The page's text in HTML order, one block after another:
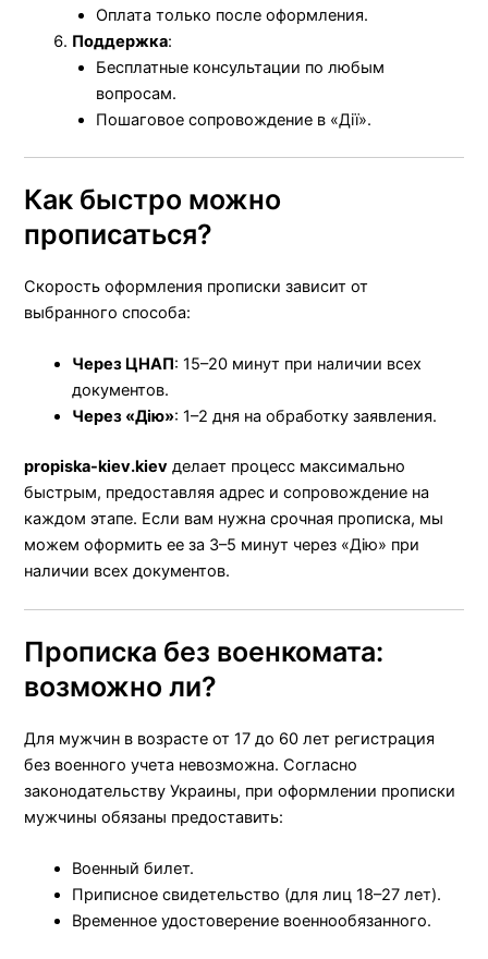
Оплата только после оформления.
Поддержка:
Бесплатные консультации по любым
вопросам.
Пошаговое сопровождение в «Дії».
Как быстро можно
прописаться?
Скорость оформления прописки зависит от
выбранного способа:
Через ЦНАП: 15–20 минут при наличии всех
документов.
Через «Дію»: 1–2 дня на обработку заявления.
propiska-kiev.kiev делает процесс максимально
быстрым, предоставляя адрес и сопровождение на
каждом этапе. Если вам нужна срочная прописка, мы
можем оформить ее за 3–5 минут через «Дію» при
наличии всех документов.
Прописка без военкомата:
возможно ли?
Для мужчин в возрасте от 17 до 60 лет регистрация
без военного учета невозможна. Согласно
законодательству Украины, при оформлении прописки
мужчины обязаны предоставить:
Военный билет.
Приписное свидетельство (для лиц 18–27 лет).
Временное удостоверение военнообязанного.